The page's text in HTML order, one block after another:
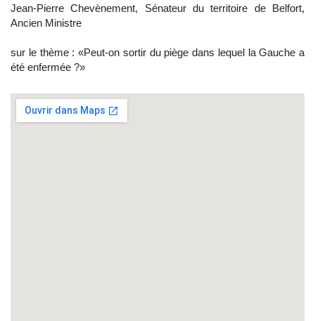
Jean-Pierre Chevènement, Sénateur du territoire de Belfort,
Ancien Ministre
sur le thème : «Peut-on sortir du piège dans lequel la Gauche a
été enfermée ?»